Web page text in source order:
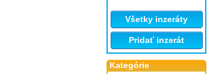
Všetky inzeráty
Pridať inzerát
Kategórie